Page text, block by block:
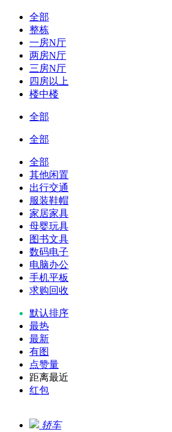
全部
整栋
一房N厅
两房N厅
三房N厅
四房以上
楼中楼
全部
全部
全部
其他闲置
出行交通
服装鞋帽
家居家具
母婴玩具
图书文具
数码电子
电脑办公
手机平板
求购回收
默认排序
最热
最新
有图
点赞量
距离最近
红包
轿车